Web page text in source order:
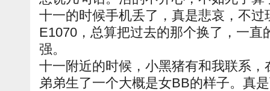
十一的时候手机丢了，真是悲哀，不
E1070，总算把过去的那个换了，一直
强。
十一附近的时候，小黑猪有和我联系
弟弟生了一个大概是女BB的样子。真